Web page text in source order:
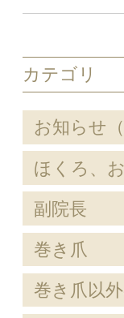
カテゴリ
お知らせ
ほくろ、
副院長
巻き爪
巻き爪以